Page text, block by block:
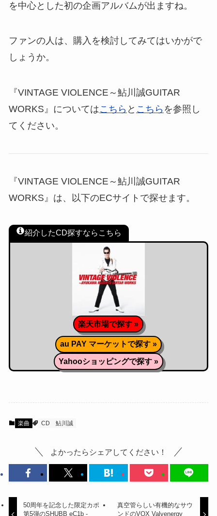
を中心とした初の企画アルバムが出ますね。
ファンの人は、購入を検討してみてはいかがで
しょうか。
『VINTAGE VIOLENCE～鮎川誠GUITAR
WORKS』についてはこちら と こちら を参照し
てください。
『VINTAGE VIOLENCE～鮎川誠GUITAR
WORKS』は、以下のECサイトで探せます。
紹介したCD探すならこちら
楽天市場で探す »
au PAY マーケットで探す »
Yahooショッピングで探す »
楽曲 CD 鮎川誠
よかったらシェアしてください！
50周年を記念した限定カポ
第5弾のSHUBB eC1b -
真空管らしい有機的なサウ
ンドのVOX Valvenergy